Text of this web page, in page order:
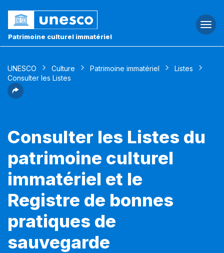
Patrimoine culturel immatériel
UNESCO Culture Patrimoine immatériel
Listes
Consulter les Listes
Consulter les Listes du
patrimoine culturel
immatériel et le
Registre de bonnes
pratiques de
sauvegarde